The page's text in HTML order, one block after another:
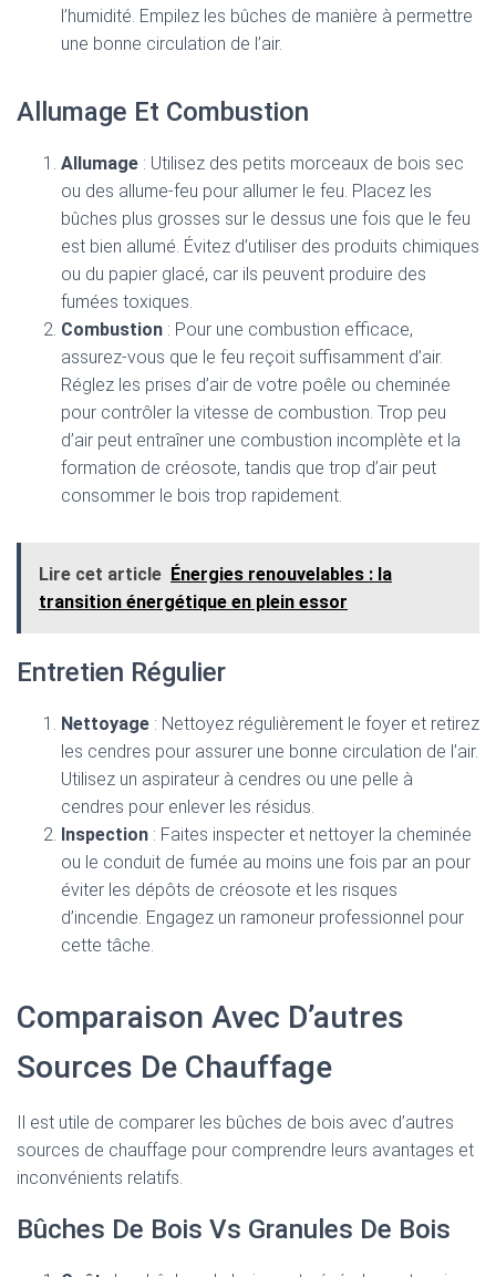
l’humidité. Empilez les bûches de manière à permettre
une bonne circulation de l’air.
Allumage Et Combustion
Allumage : Utilisez des petits morceaux de bois sec
ou des allume-feu pour allumer le feu. Placez les
bûches plus grosses sur le dessus une fois que le feu
est bien allumé. Évitez d’utiliser des produits chimiques
ou du papier glacé, car ils peuvent produire des
fumées toxiques.
Combustion : Pour une combustion efficace,
assurez-vous que le feu reçoit suffisamment d’air.
Réglez les prises d’air de votre poêle ou cheminée
pour contrôler la vitesse de combustion. Trop peu
d’air peut entraîner une combustion incomplète et la
formation de créosote, tandis que trop d’air peut
consommer le bois trop rapidement.
Lire cet article Énergies renouvelables : la
transition énergétique en plein essor
Entretien Régulier
Nettoyage : Nettoyez régulièrement le foyer et retirez
les cendres pour assurer une bonne circulation de l’air.
Utilisez un aspirateur à cendres ou une pelle à
cendres pour enlever les résidus.
Inspection : Faites inspecter et nettoyer la cheminée
ou le conduit de fumée au moins une fois par an pour
éviter les dépôts de créosote et les risques
d’incendie. Engagez un ramoneur professionnel pour
cette tâche.
Comparaison Avec D’autres
Sources De Chauffage
Il est utile de comparer les bûches de bois avec d’autres
sources de chauffage pour comprendre leurs avantages et
inconvénients relatifs.
Bûches De Bois Vs Granules De Bois